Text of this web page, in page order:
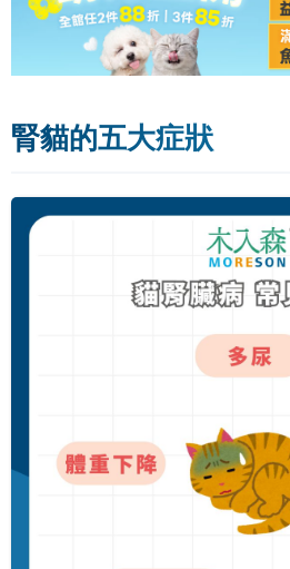
腎貓的五大症狀